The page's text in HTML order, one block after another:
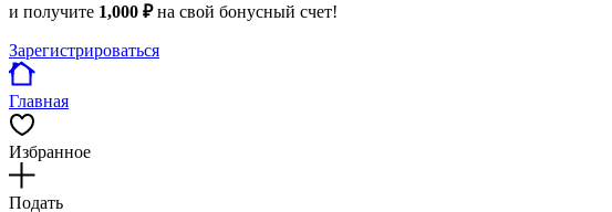
и получите 1,000 ₽на свой бонусный счет!
Зарегистрироваться
Главная
Избранное
Подать